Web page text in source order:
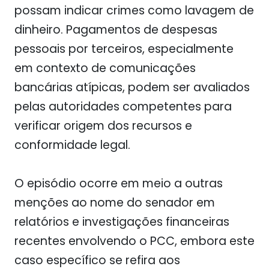
possam indicar crimes como lavagem de
dinheiro. Pagamentos de despesas
pessoais por terceiros, especialmente
em contexto de comunicações
bancárias atípicas, podem ser avaliados
pelas autoridades competentes para
verificar origem dos recursos e
conformidade legal.
O episódio ocorre em meio a outras
menções ao nome do senador em
relatórios e investigações financeiras
recentes envolvendo o PCC, embora este
caso específico se refira aos